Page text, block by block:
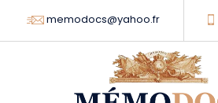
memodocs@yahoo.fr